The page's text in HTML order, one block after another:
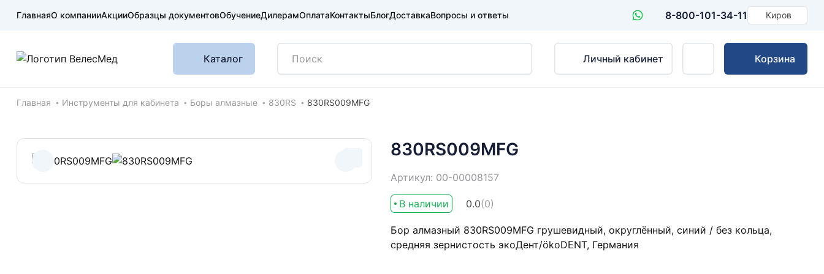
ГлавнаяО компанииАкцииОбразцы документовОбучениеДилерамОплатаКонтактыБлогДоставкаВопросы и ответы 8-800-101-34-11 Киров
Каталог Личный кабинет Корзина
Хлебные крошки
Главная Инструменты для кабинета Боры алмазные 830RS 830RS009MFG
830RS009MFG
Артикул: 00-00008157
В наличии 0.0(0)
Бор алмазный 830RS009MFG грушевидный, округлённый, синий / без кольца,
средняя зернистость экоДент/ökoDENT, Германия